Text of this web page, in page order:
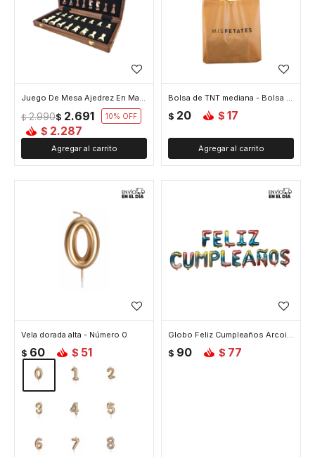
Juego De Mesa Ajedrez En Madera Tablero Y Piezas
$ 2.691
$ 2.990 10
$ 2.287
Bolsa de TNT mediana - Bolsa De Tnt Mediana
$ 20 $ 17
Vela dorada alta - Número 0
$ 60 $ 51
Globo Feliz Cumpleaños Arcoiris
$ 90 $ 77